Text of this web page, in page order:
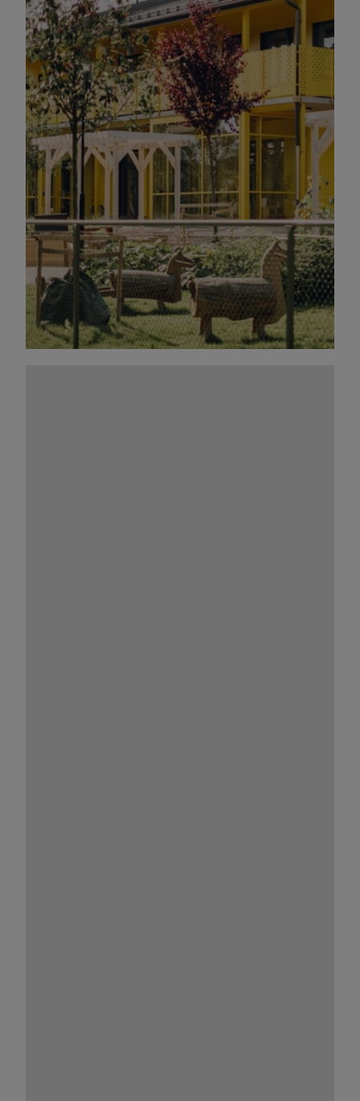
Förskolan Humlan, Passivhus
SISAB beslutade att starta ett pilotprojekt
med passivhus för skolor i Stockholm och
jag tillsammans med dåvarande
organisation blev tilldelade möjligheten att
få möjliggöra detta för beställaren.
Komplicerat projekt på 1500 m2 med
mycket detaljer p.g.a. av
passivhuskonceptet men blev tillslut en
fantastisk förskola för Årstas barn att vistas i
under en hållbar miljö för flera år framåt.